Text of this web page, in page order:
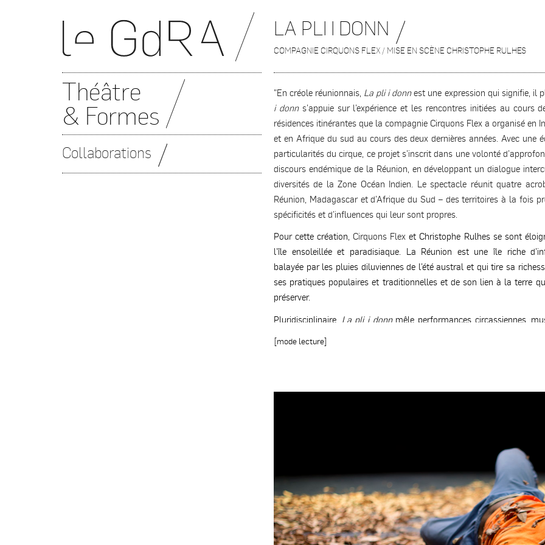
Théâtre
& Formes
Collaborations
LA PLI I DONN
COMPAGNIE CIRQUONS FLEX / MISE EN SCÈNE CHRISTOPHE RULHES
"En créole réunionnais, La pli i donnest une expression qui signifie, il
i donns’appuie sur l’expérience et les rencontres initiées au cours
résidences itinérantes que la compagnie Cirquons Flex a organisé en
et en Afrique du sud au cours des deux dernières années. Avec une
particularités du cirque, ce projet s’inscrit dans une volonté
discours endémique de la Réunion, en développant un dialogue
diversités de la Zone Océan Indien. Le spectacle réunit quatre
Réunion, Madagascar et d’Afrique du Sud – des territoires à la fois
spécificités et d’influences qui leur sont propres.
Pour cette création, Cirquons Flex et Christophe Rulhes se sont
l’île ensoleillée et paradisiaque. La Réunion est une île riche
balayée par les pluies diluviennes de l’été austral et qui tire sa
ses pratiques populaires et traditionnelles et de son lien à la terre
préserver.
Pluridisciplinaire, La pli i donnmêle performances circassiennes,
la rencontre, la transmission et la question écologique.
malgache, le Famadihana...
Pour Christophe Rulhes et le GdRA,La pli i donnest ainsi une
travail qui sera mené au cours de l’écriture de La Guerre des
avec LENGA.La pli i donna notamment vu la rencontre artistique
performeurs Lizo James et Maheriniaina Pierre Ranaivoson.
[mode lecture]